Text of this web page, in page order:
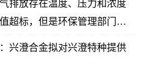
排放存在温度、压力和浓度
超标，但是环保管理部门关
兴澄合金拟对兴澄特种提供